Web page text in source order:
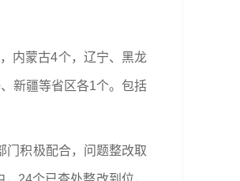
内蒙古4个，辽宁、黑龙
新疆等省区各1个。包括
门积极配合，问题整改取